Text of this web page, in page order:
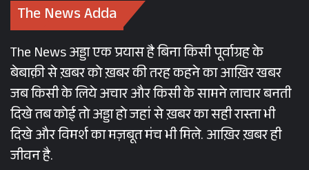
The News Adda
The News अड्डा एक प्रयास है बिना किसी पूर्वाग्रह के
बेबाक़ी से ख़बर को ख़बर की तरह कहने का आख़िर खबर
जब किसी के लिये अचार और किसी के सामने लाचार बनती
दिखे तब कोई तो अड्डा हो जहां से ख़बर का सही रास्ता भी
दिखे और विमर्श का मज़बूत मंच भी मिले. आख़िर ख़बर ही
जीवन है.